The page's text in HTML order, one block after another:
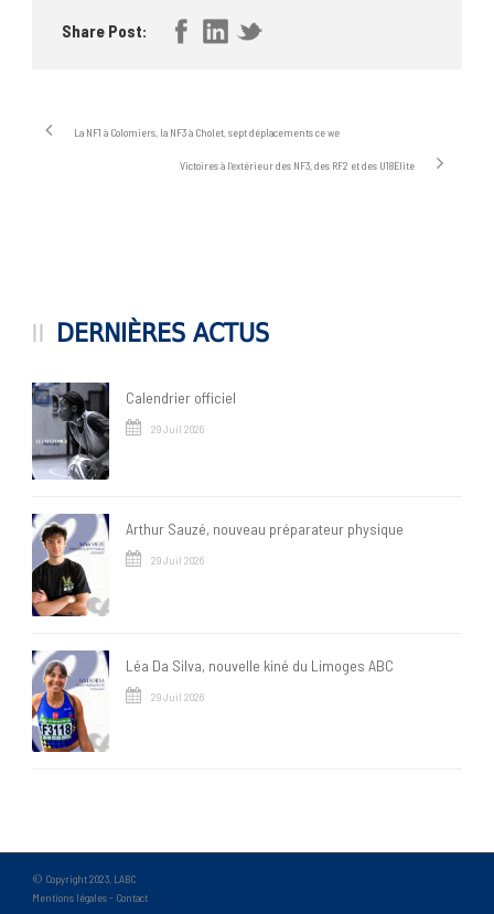
Share Post:
La NF1 à Colomiers, la NF3 à Cholet, sept déplacements ce we
Victoires à l’extérieur des NF3, des RF2 et des U18Elite
DERNIÈRES ACTUS
Calendrier officiel
29 Juil 2026
Arthur Sauzé, nouveau préparateur physique
29 Juil 2026
Léa Da Silva, nouvelle kiné du Limoges ABC
29 Juil 2026
© Copyright 2023, LABC
Mentions légales- Contact